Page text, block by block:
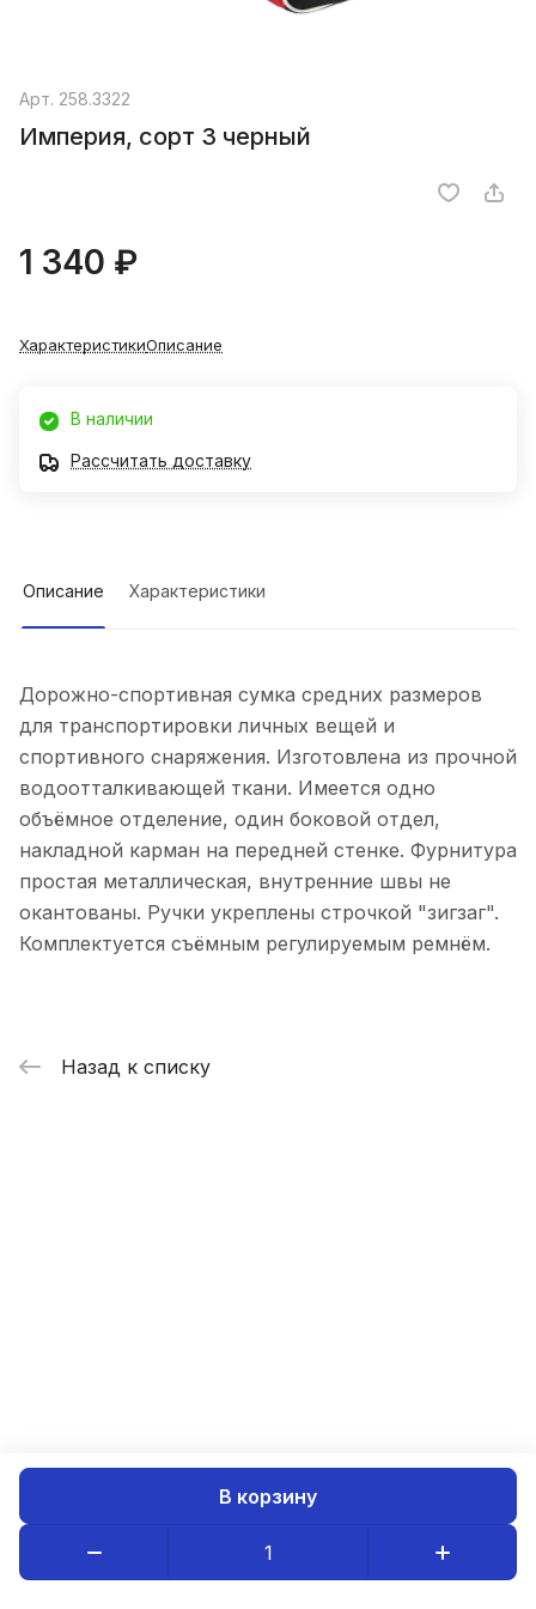
Арт. 258.3322
Империя, сорт 3 черный
1 340 ₽
В корзину
ХарактеристикиОписание
В наличии
Рассчитать доставку
Описание Характеристики
Дорожно-спортивная сумка средних размеров
для транспортировки личных вещей и
спортивного снаряжения. Изготовлена из прочной
водоотталкивающей ткани. Имеется одно
объёмное отделение, один боковой отдел,
накладной карман на передней стенке. Фурнитура
простая металлическая, внутренние швы не
окантованы. Ручки укреплены строчкой "зигзаг".
Комплектуется съёмным регулируемым ремнём.
Назад к списку